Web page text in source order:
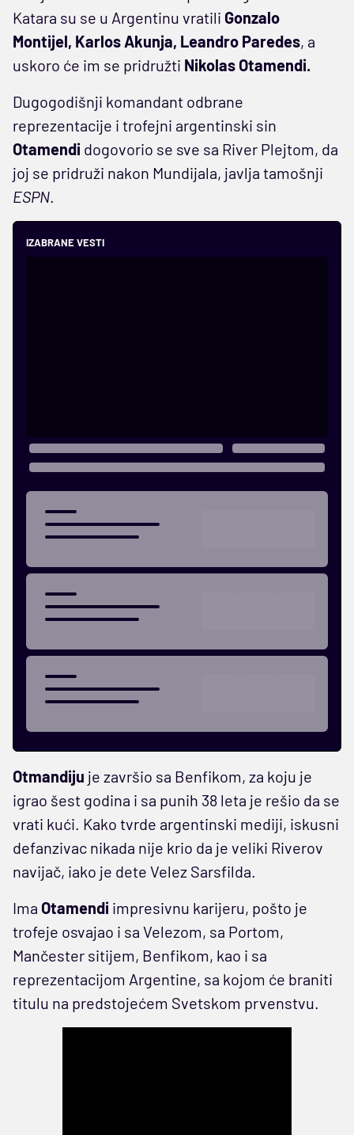
Katara su se u Argentinu vratili Gonzalo
Montijel, Karlos Akunja, Leandro Paredes, a
uskoro će im se pridružti Nikolas Otamendi.
Dugogodišnji komandant odbrane
reprezentacije i trofejni argentinski sin
Otamendi dogovorio se sve sa River Plejtom, da
joj se pridruži nakon Mundijala, javlja tamošnji
ESPN.
IZABRANE VESTI
Otmandiju je završio sa Benfikom, za koju je
igrao šest godina i sa punih 38 leta je rešio da se
vrati kući. Kako tvrde argentinski mediji, iskusni
defanzivac nikada nije krio da je veliki Riverov
navijač, iako je dete Velez Sarsfilda.
Ima Otamendi impresivnu karijeru, pošto je
trofeje osvajao i sa Velezom, sa Portom,
Mančester sitijem, Benfikom, kao i sa
reprezentacijom Argentine, sa kojom će braniti
titulu na predstojećem Svetskom prvenstvu.